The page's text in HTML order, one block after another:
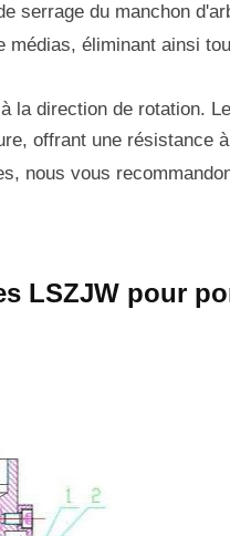
serrage du manchon
éliminant ainsi
la direction de rotation.
offrant une résistance
nous vous
LSZJW pour